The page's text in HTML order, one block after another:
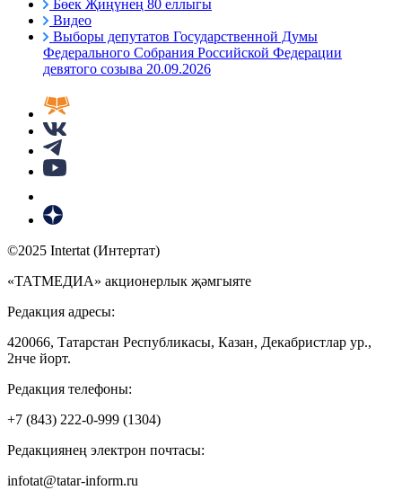
Бөек Җиңүнең 80 еллыгы
Видео
Выборы депутатов Государственной Думы
Федерального Собрания Российской Федерации
девятого созыва 20.09.2026
©2025 Intertat (Интертат)
«ТАТМЕДИА» акционерлык җәмгыяте
Редакция адресы:
420066, Татарстан Республикасы, Казан, Декабристлар ур.,
2нче йорт.
Редакция телефоны:
+7 (843) 222-0-999 (1304)
Редакциянең электрон почтасы:
infotat@tatar-inform.ru